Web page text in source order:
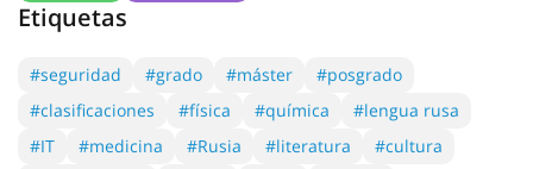
Etiquetas
#seguridad #grado #máster
#posgrado
#clasificaciones
#física #química
#lengua rusa
#IT
#medicina #Rusia #literatura
#cultura